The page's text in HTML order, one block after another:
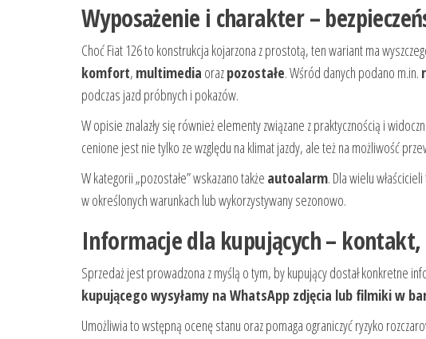
Wyposażenie i charakter –
Choć Fiat 126 to konstrukcja kojarzona z prostotą, ten wariant ma
komfort, multimedia orazpozostałe. Wśród danych podano m.in.
podczas jazd próbnych i pokazów.
W opisie znalazły się również elementy związane z praktycznością i
cenione jest nie tylko ze względu na klimat jazdy, ale też na możliwość
W kategorii „pozostałe” wskazano także autoalarm. Dla wielu
w określonych warunkach lub wykorzystywany sezonowo.
Informacje dla kupujących –
Sprzedaż jest prowadzona z myślą o tym, by kupujący dostał konkretne
kupującego wysyłamy na WhatsApp zdjęcia lub filmiki w
Umożliwia to wstępną ocenę stanu oraz pomaga ograniczyć ryzyko